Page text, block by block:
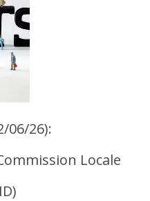
06/26):
Locale